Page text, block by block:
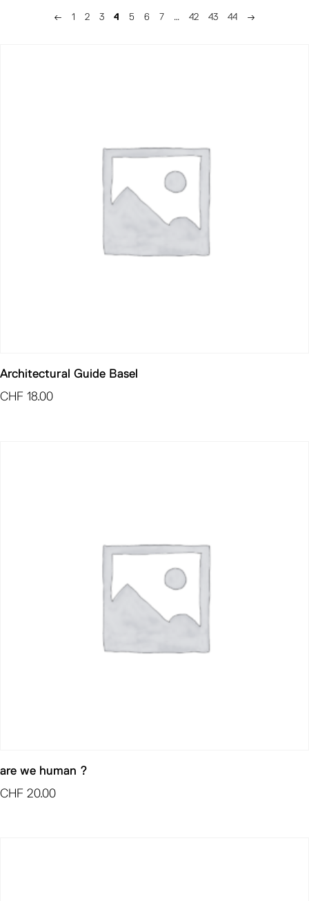
← 1 2 3 4 5 6 7 … 42 43 44 →
Architectural Guide Basel
CHF 18.00
are we human ?
CHF 20.00